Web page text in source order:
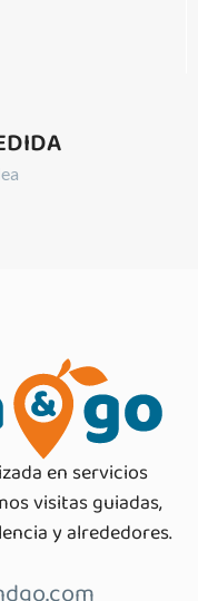
en servicios
visitas guiadas,
y alrededores.